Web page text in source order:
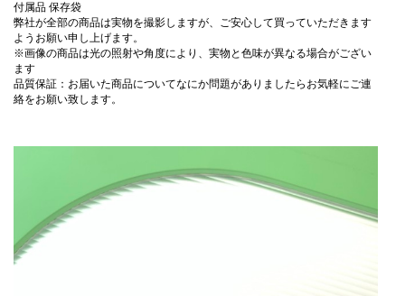
付属品 保存袋
弊社が全部の商品は実物を撮影しますが、ご安心して買っていただきます
ようお願い申し上げます。
※画像の商品は光の照射や角度により、実物と色味が異なる場合がござい
ます
品質保証：お届いた商品についてなにか問題がありましたらお気軽にご連
絡をお願い致します。